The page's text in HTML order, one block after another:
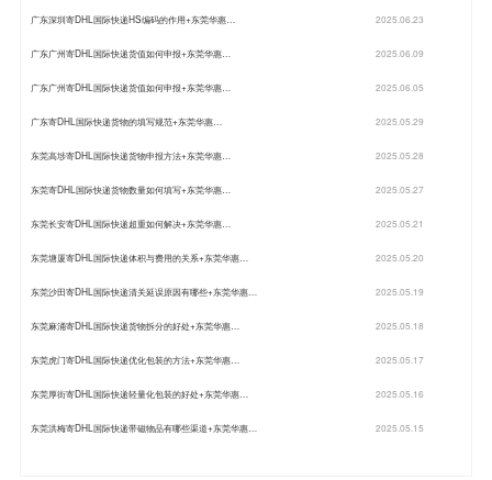
广东深圳寄DHL国际快递HS编码的作用+东莞华惠… 2025.06.23
广东广州寄DHL国际快递货值如何申报+东莞华惠… 2025.06.09
广东广州寄DHL国际快递货值如何申报+东莞华惠… 2025.06.05
广东寄DHL国际快递货物的填写规范+东莞华惠… 2025.05.29
东莞高埗寄DHL国际快递货物申报方法+东莞华惠… 2025.05.28
东莞寄DHL国际快递货物数量如何填写+东莞华惠… 2025.05.27
东莞长安寄DHL国际快递超重如何解决+东莞华惠… 2025.05.21
东莞塘厦寄DHL国际快递体积与费用的关系+东莞华惠… 2025.05.20
东莞沙田寄DHL国际快递清关延误原因有哪些+东莞华惠… 2025.05.19
东莞麻涌寄DHL国际快递货物拆分的好处+东莞华惠… 2025.05.18
东莞虎门寄DHL国际快递优化包装的方法+东莞华惠… 2025.05.17
东莞厚街寄DHL国际快递轻量化包装的好处+东莞华惠… 2025.05.16
东莞洪梅寄DHL国际快递带磁物品有哪些渠道+东莞华惠… 2025.05.15